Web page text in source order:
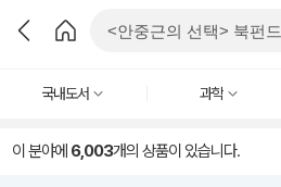
국내도서 과학
이 분야에 6,003개의 상품이 있습니다.